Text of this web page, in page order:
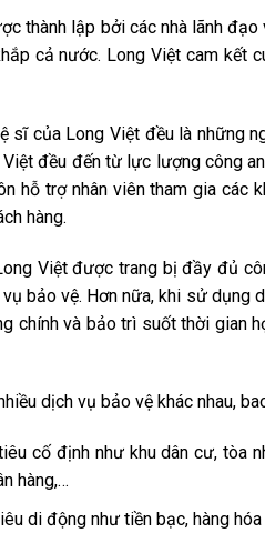
thành lập bởi các nhà lãnh
cả nước. Long Việt cam kết
sĩ của Long Việt đều là những
đều đến từ lực lượng công
hỗ trợ nhân viên tham gia
hàng.
Việt được trang bị đầy đủ
bảo vệ. Hơn nữa, khi sử dụng
chính và bảo trì suốt thời gian
dịch vụ bảo vệ khác nhau,
cố định như khu dân cư, tòa
hàng,…
di động như tiền bạc, hàng